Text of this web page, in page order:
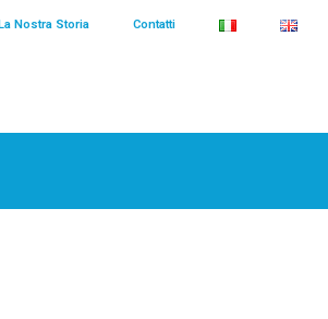
La Nostra Storia Contatti